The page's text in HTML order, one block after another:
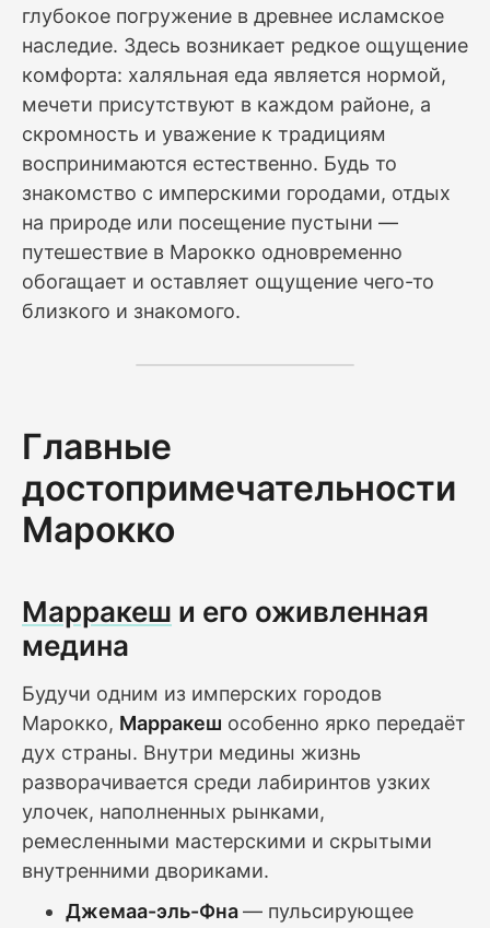
глубокое погружение в древнее исламское
наследие. Здесь возникает редкое ощущение
комфорта: халяльная еда является нормой,
мечети присутствуют в каждом районе, а
скромность и уважение к традициям
воспринимаются естественно. Будь то
знакомство с имперскими городами, отдых
на природе или посещение пустыни —
путешествие в Марокко одновременно
обогащает и оставляет ощущение чего-то
близкого и знакомого.
Главные
достопримечательности
Марокко
Марракеш и его оживленная
медина
Будучи одним из имперских городов
Марокко, Марракеш особенно ярко передаёт
дух страны. Внутри медины жизнь
разворачивается среди лабиринтов узких
улочек, наполненных рынками,
ремесленными мастерскими и скрытыми
внутренними двориками.
Джемаа-эль-Фна— пульсирующее